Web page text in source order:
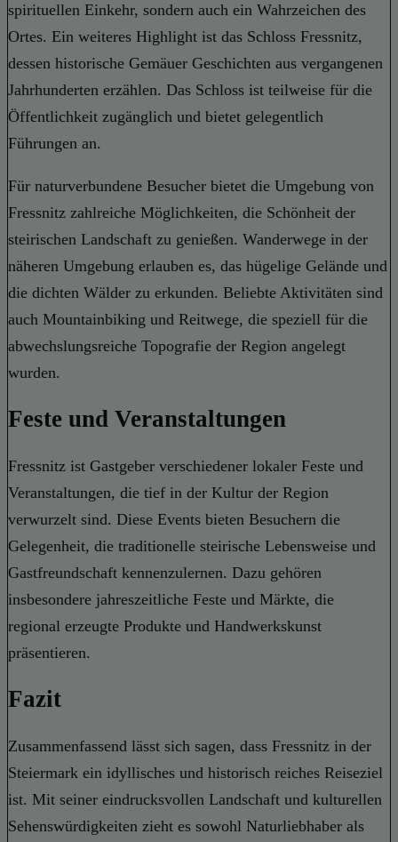
spirituellen Einkehr, sondern auch ein Wahrzeichen des
Ortes. Ein weiteres Highlight ist das Schloss Fressnitz,
dessen historische Gemäuer Geschichten aus vergangenen
Jahrhunderten erzählen. Das Schloss ist teilweise für die
Öffentlichkeit zugänglich und bietet gelegentlich
Führungen an.
Für naturverbundene Besucher bietet die Umgebung von
Fressnitz zahlreiche Möglichkeiten, die Schönheit der
steirischen Landschaft zu genießen. Wanderwege in der
näheren Umgebung erlauben es, das hügelige Gelände und
die dichten Wälder zu erkunden. Beliebte Aktivitäten sind
auch Mountainbiking und Reitwege, die speziell für die
abwechslungsreiche Topografie der Region angelegt
wurden.
Feste und Veranstaltungen
Fressnitz ist Gastgeber verschiedener lokaler Feste und
Veranstaltungen, die tief in der Kultur der Region
verwurzelt sind. Diese Events bieten Besuchern die
Gelegenheit, die traditionelle steirische Lebensweise und
Gastfreundschaft kennenzulernen. Dazu gehören
insbesondere jahreszeitliche Feste und Märkte, die
regional erzeugte Produkte und Handwerkskunst
präsentieren.
Fazit
Zusammenfassend lässt sich sagen, dass Fressnitz in der
Steiermark ein idyllisches und historisch reiches Reiseziel
ist. Mit seiner eindrucksvollen Landschaft und kulturellen
Sehenswürdigkeiten zieht es sowohl Naturliebhaber als